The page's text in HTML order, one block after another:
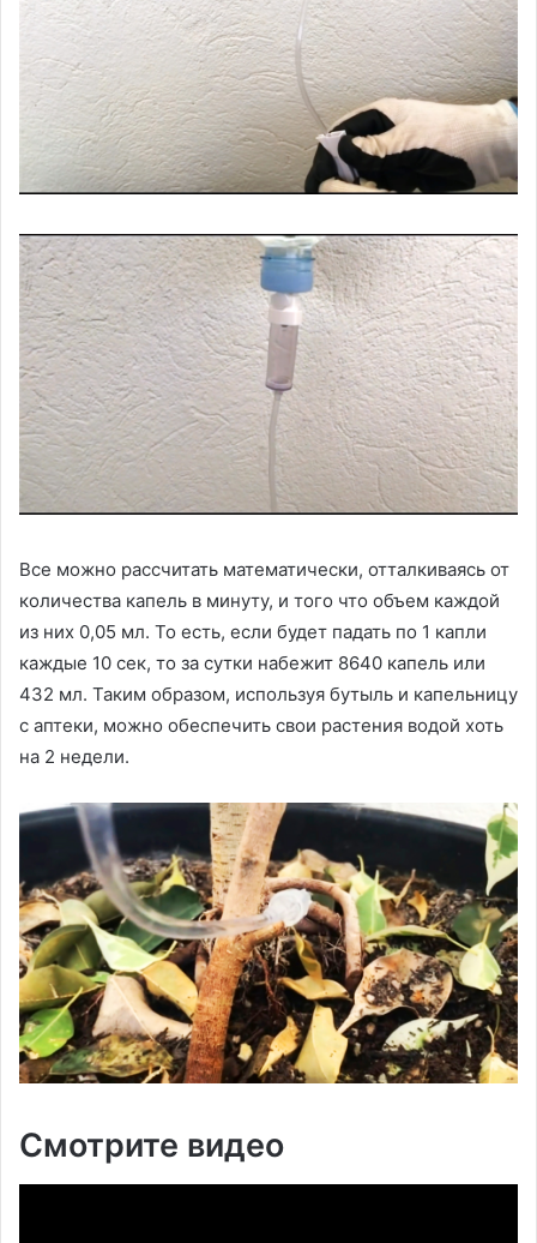
Все можно рассчитать математически, отталкиваясь от
количества капель в минуту, и того что объем каждой
из них 0,05 мл. То есть, если будет падать по 1 капли
каждые 10 сек, то за сутки набежит 8640 капель или
432 мл. Таким образом, используя бутыль и капельницу
с аптеки, можно обеспечить свои растения водой хоть
на 2 недели.
Смотрите видео